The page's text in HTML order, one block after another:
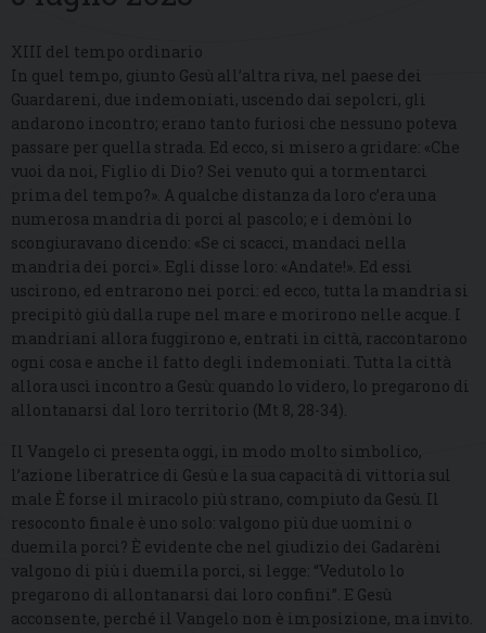
XIII del tempo ordinario
In quel tempo, giunto Gesù all’altra riva, nel paese dei
Guardareni, due indemoniati, uscendo dai sepolcri, gli
andarono incontro; erano tanto furiosi che nessuno poteva
passare per quella strada. Ed ecco, si misero a gridare: «Che
vuoi da noi, Figlio di Dio? Sei venuto qui a tormentarci
prima del tempo?». A qualche distanza da loro c’era una
numerosa mandria di porci al pascolo; e i demòni lo
scongiuravano dicendo: «Se ci scacci, mandaci nella
mandria dei porci». Egli disse loro: «Andate!». Ed essi
uscirono, ed entrarono nei porci: ed ecco, tutta la mandria si
precipitò giù dalla rupe nel mare e morirono nelle acque. I
mandriani allora fuggirono e, entrati in città, raccontarono
ogni cosa e anche il fatto degli indemoniati. Tutta la città
allora uscì incontro a Gesù: quando lo videro, lo pregarono di
allontanarsi dal loro territorio (Mt 8, 28-34).
Il Vangelo ci presenta oggi, in modo molto simbolico,
l’azione liberatrice di Gesù e la sua capacità di vittoria sul
male È forse il miracolo più strano, compiuto da Gesù. Il
resoconto finale è uno solo: valgono più due uomini o
duemila porci? È evidente che nel giudizio dei Gadarèni
valgono di più i duemila porci, si legge: “Vedutolo lo
pregarono di allontanarsi dai loro confini”. E Gesù
acconsente, perché il Vangelo non è imposizione, ma invito.